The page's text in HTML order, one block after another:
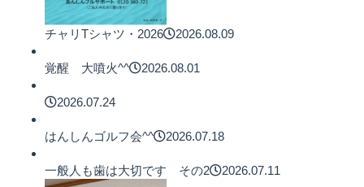
チャリTシャツ・2026 2026.08.09
覚醒 大噴火^^ 2026.08.01
2026.07.24
はんしんゴルフ会^^ 2026.07.18
一般人も歯は大切です その2 2026.07.11